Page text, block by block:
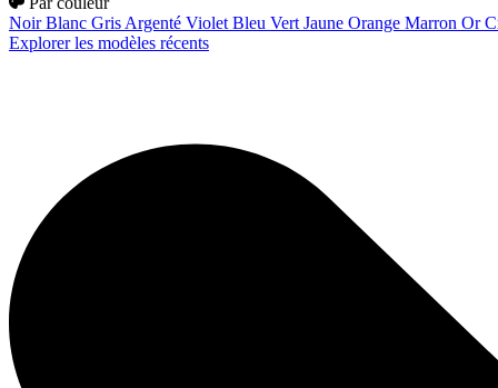
Noir Blanc Gris Argenté Violet Bleu Vert Jaune Orange Marron Or
Explorer les modèles récents